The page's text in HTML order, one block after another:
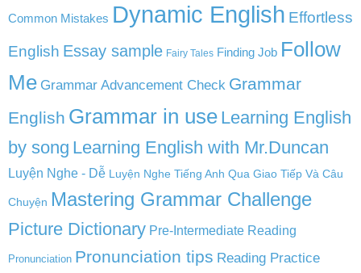
Common Mistakes Dynamic English Effortless
English Essay sample Fairy Tales Finding Job Follow
Me Grammar Advancement Check Grammar
English Grammar in use Learning English
by song Learning English with Mr.Duncan
Luyện Nghe - Dễ Luyện Nghe Tiếng Anh Qua Giao Tiếp Và Câu
Chuyện Mastering Grammar Challenge
Picture Dictionary Pre-Intermediate Reading
Pronunciation Pronunciation tips Reading Practice